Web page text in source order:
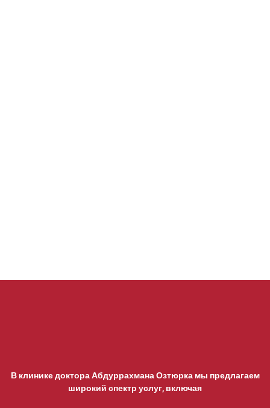
В клинике доктора Абдуррахмана Озтюрка мы предлагаем
широкий спектр услуг, включая